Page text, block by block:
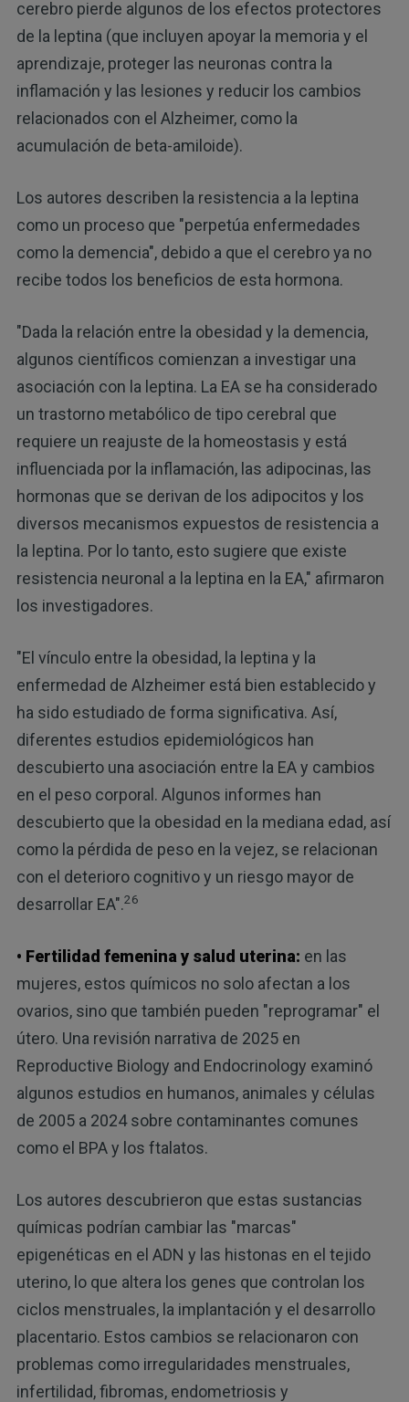
cerebro pierde algunos de los efectos protectores
de la leptina (que incluyen apoyar la memoria y el
aprendizaje, proteger las neuronas contra la
inflamación y las lesiones y reducir los cambios
relacionados con el Alzheimer, como la
acumulación de beta-amiloide).
Los autores describen la resistencia a la leptina
como un proceso que "perpetúa enfermedades
como la demencia", debido a que el cerebro ya no
recibe todos los beneficios de esta hormona.
"Dada la relación entre la obesidad y la demencia,
algunos científicos comienzan a investigar una
asociación con la leptina. La EA se ha considerado
un trastorno metabólico de tipo cerebral que
requiere un reajuste de la homeostasis y está
influenciada por la inflamación, las adipocinas, las
hormonas que se derivan de los adipocitos y los
diversos mecanismos expuestos de resistencia a
la leptina. Por lo tanto, esto sugiere que existe
resistencia neuronal a la leptina en la EA," afirmaron
los investigadores.
"El vínculo entre la obesidad, la leptina y la
enfermedad de Alzheimer está bien establecido y
ha sido estudiado de forma significativa. Así,
diferentes estudios epidemiológicos han
descubierto una asociación entre la EA y cambios
en el peso corporal. Algunos informes han
descubierto que la obesidad en la mediana edad, así
como la pérdida de peso en la vejez, se relacionan
con el deterioro cognitivo y un riesgo mayor de
desarrollar EA".26
• Fertilidad femenina y salud uterina: en las
mujeres, estos químicos no solo afectan a los
ovarios, sino que también pueden "reprogramar" el
útero. Una revisión narrativa de 2025 en
Reproductive Biology and Endocrinology examinó
algunos estudios en humanos, animales y células
de 2005 a 2024 sobre contaminantes comunes
como el BPA y los ftalatos.
Los autores descubrieron que estas sustancias
químicas podrían cambiar las "marcas"
epigenéticas en el ADN y las histonas en el tejido
uterino, lo que altera los genes que controlan los
ciclos menstruales, la implantación y el desarrollo
placentario. Estos cambios se relacionaron con
problemas como irregularidades menstruales,
infertilidad, fibromas, endometriosis y